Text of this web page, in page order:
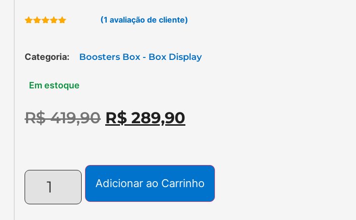
cliente
(1 avaliação de cliente)
Categoria: Boosters Box - Box Display
Em estoque
R$419,90 R$ 289,90
Adicionar ao Carrinho